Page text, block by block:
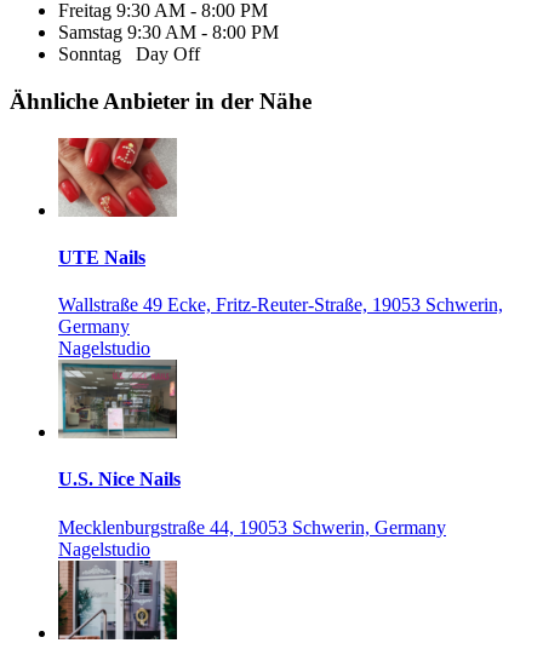
Freitag 9:30 AM - 8:00 PM
Samstag 9:30 AM - 8:00 PM
Sonntag Day Off
Ähnliche Anbieter in der Nähe
UTE Nails
Wallstraße 49 Ecke, Fritz-Reuter-Straße, 19053 Schwerin,
Germany
Nagelstudio
U.S. Nice Nails
Mecklenburgstraße 44, 19053 Schwerin, Germany
Nagelstudio